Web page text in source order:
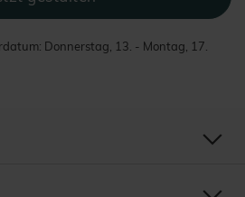
Donnerstag, 13. - Montag, 17.